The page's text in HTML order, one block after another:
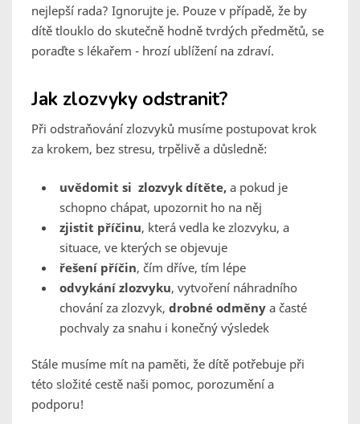
nejlepší rada? Ignorujte je. Pouze v případě, že by
dítě tlouklo do skutečně hodně tvrdých předmětů, se
poraďte s lékařem - hrozí ublížení na zdraví.
Jak zlozvyky odstranit?
Při odstraňování zlozvyků musíme postupovat krok
za krokem, bez stresu, trpělivě a důsledně:
uvědomit si zlozvyk dítěte, a pokud je
schopno chápat, upozornit ho na něj
zjistit příčinu, která vedla ke zlozvyku, a
situace, ve kterých se objevuje
řešení příčin, čím dříve, tím lépe
odvykání zlozvyku, vytvoření náhradního
chování za zlozvyk, drobné odměny a časté
pochvaly za snahu i konečný výsledek
Stále musíme mít na paměti, že dítě potřebuje při
této složité cestě naši pomoc, porozumění a
podporu!